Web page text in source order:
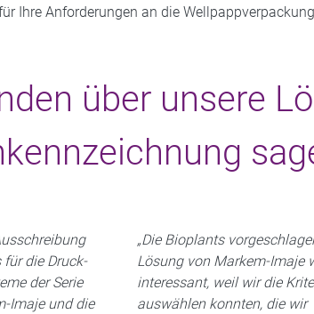
Ihre Anforderungen an die
über unsere
die Druck-
der Serie
Imaje und die
„Die Bioplants
Lösung von Markem-Imaje
interessant, weil wir die
auswählen konnten, die wir